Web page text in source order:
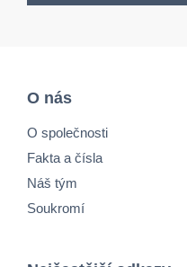
O nás
O společnosti
Fakta a čísla
Náš tým
Soukromí